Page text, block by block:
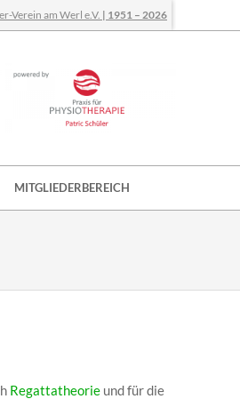
Verein am Werl e.V. | 1951 – 2026
MITGLIEDERBEREICH
Regattatheorie und für die